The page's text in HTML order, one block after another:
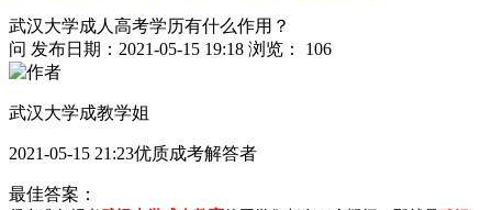
武汉大学成人高考学历有什么作用？
问 发布日期：2021-05-15 19:18 浏览： 106
武汉大学成教学姐
2021-05-15 21:23优质成考解答者
最佳答案：